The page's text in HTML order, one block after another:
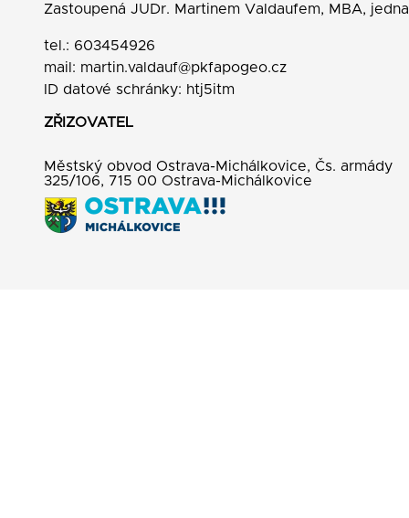
Zastoupená JUDr. Martinem Valdaufem, MBA,
tel.: 603454926
mail: martin.valdauf@pkfapogeo.cz
ID datové schránky: htj5itm
ZŘIZOVATEL
Městský obvod Ostrava-Michálkovice, Čs. armády
325/106, 715 00 Ostrava-Michálkovice